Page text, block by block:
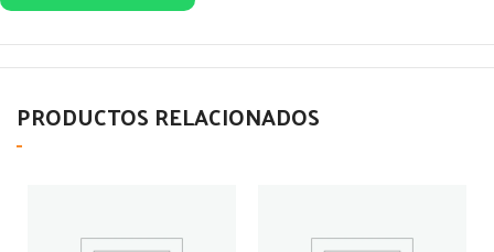
PRODUCTOS RELACIONADOS